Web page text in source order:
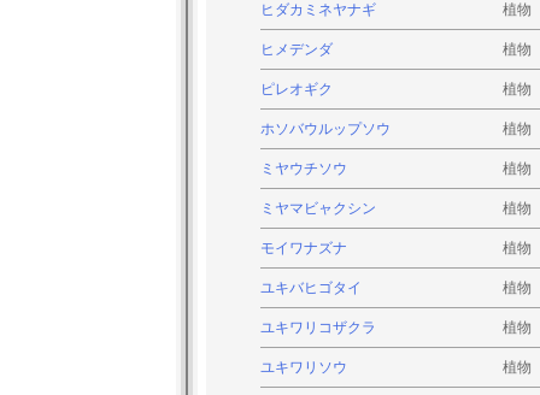
ヒダカミネヤナギ 植物
ヒメデンダ 植物
ピレオギク 植物
ホソバウルップソウ 植物
ミヤウチソウ 植物
ミヤマビャクシン 植物
モイワナズナ 植物
ユキバヒゴタイ 植物
ユキワリコザクラ 植物
ユキワリソウ 植物